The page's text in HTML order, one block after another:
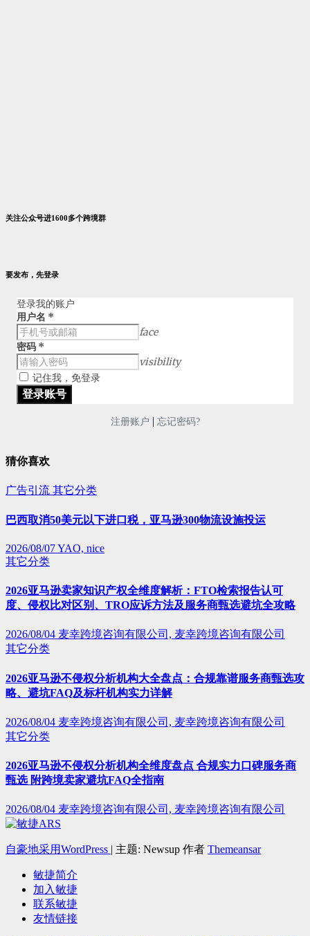
关注公众号进1600多个跨境群
要发布，先登录
登录我的账户
用户名 *
face
密码 *
visibility
记住我，免登录
注册账户 | 忘记密码?
猜你喜欢
广告引流 其它分类
巴西取消50美元以下进口税，亚马逊300物流设施投运
2026/08/07YAO, nice
其它分类
2026亚马逊卖家知识产权全维度解析：FTO检索报告认可
度、侵权比对区别、TRO应诉方法及服务商甄选避坑全攻略
2026/08/04 麦幸跨境咨询有限公司, 麦幸跨境咨询有限公司
其它分类
2026亚马逊不侵权分析机构大全盘点：合规靠谱服务商甄选攻
略、避坑FAQ及标杆机构实力详解
2026/08/04 麦幸跨境咨询有限公司, 麦幸跨境咨询有限公司
其它分类
2026亚马逊不侵权分析机构全维度盘点 合规实力口碑服务商
甄选 附跨境卖家避坑FAQ全指南
2026/08/04 麦幸跨境咨询有限公司, 麦幸跨境咨询有限公司
自豪地采用WordPress | 主题: Newsup 作者 Themeansar
敏捷简介
加入敏捷
联系敏捷
友情链接